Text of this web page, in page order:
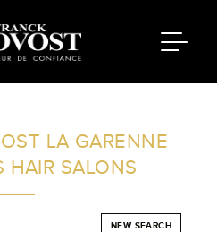
LA GARENNE
HAIR SALONS
NEW SEARCH